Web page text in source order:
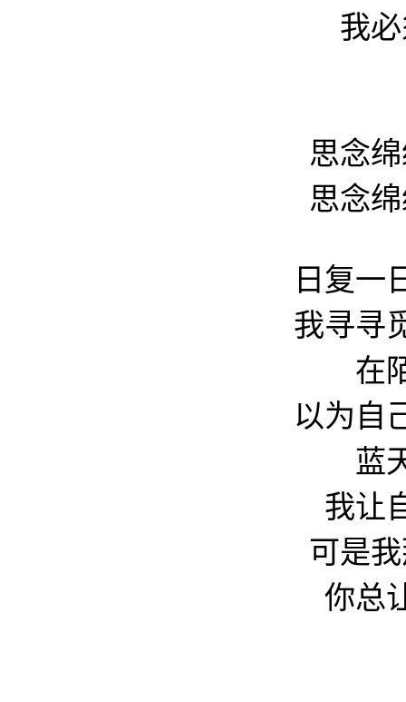
我
思念
思念
日复一
我寻寻
在
以为自
蓝
我让
可是
你总